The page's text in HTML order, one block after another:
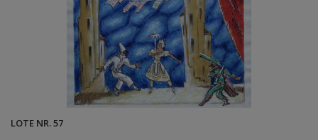
LOTE NR. 57